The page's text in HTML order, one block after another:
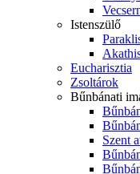
Istenszülő
Eucharisztia
Zsoltárok
Bűnbánati
Szent